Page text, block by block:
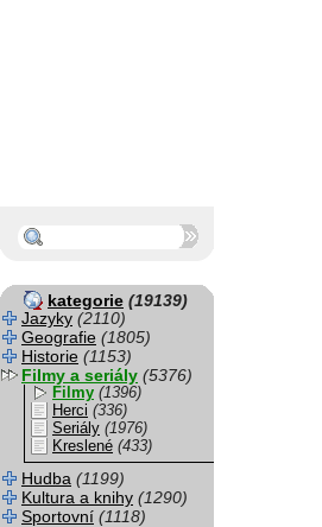
kategorie (19139)
Jazyky (2110)
Geografie (1805)
Historie (1153)
Filmy a seriály (5376)
Filmy (1396)
Herci (336)
Seriály (1976)
Kreslené (433)
Hudba (1199)
Kultura a knihy (1290)
Sportovní (1118)